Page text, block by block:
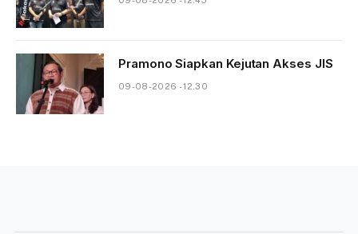
Pramono Siapkan Kejutan Akses JIS
09-08-2026 - 12.30